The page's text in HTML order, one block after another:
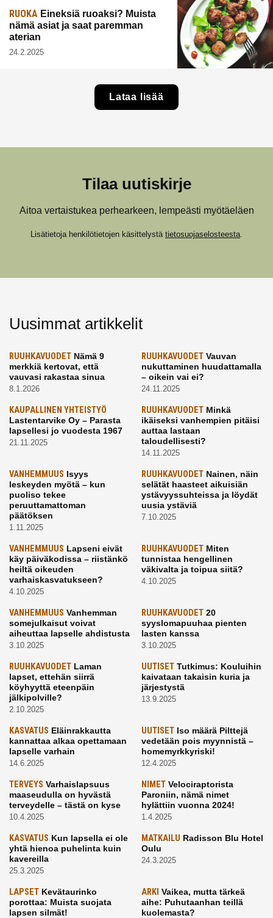
RUOKA Eineksiä ruoaksi? Muista
nämä asiat ja saat paremman
aterian
24.2.2025
Lataa lisää
Tilaa uutiskirje
Aitoa vertaistukea perhearkeen, lempeästi myötäeläen
Lisätietoja henkilötietojen käsittelystä tietosuojaselosteesta
Uusimmat artikkelit
RUUHKAVUODET Nämä 9
merkkiä kertovat, että
vauvasi rakastaa sinua
8.1.2026
RUUHKAVUODETVauvan
nukuttaminen huudattamalla
– oikein vai ei?
24.11.2025
KAUPALLINEN YHTEISTYÖ
Lastentarvike Oy – Parasta
lapsellesi jo vuodesta 1967
21.11.2025
RUUHKAVUODETMinkä
ikäiseksi vanhempien pitäisi
auttaa lastaan
taloudellisesti?
14.11.2025
VANHEMMUUS Isyys
leskeyden myötä – kun
puoliso tekee
peruuttamattoman
päätöksen
1.11.2025
RUUHKAVUODETNainen, näin
selätät haasteet aikuisiän
ystävyyssuhteissa ja löydät
uusia ystäviä
7.10.2025
VANHEMMUUS Lapseni eivät
käy päiväkodissa – riistänkö
heiltä oikeuden
varhaiskasvatukseen?
4.10.2025
RUUHKAVUODETMiten
tunnistaa hengellinen
väkivalta ja toipua siitä?
4.10.2025
VANHEMMUUS Vanhemman
somejulkaisut voivat
aiheuttaa lapselle ahdistusta
3.10.2025
RUUHKAVUODET20
syyslomapuuhaa pienten
lasten kanssa
3.10.2025
RUUHKAVUODET Laman
lapset, ettehän siirrä
köyhyyttä eteenpäin
jälkipolville?
2.10.2025
UUTISETTutkimus: Kouluihin
kaivataan takaisin kuria ja
järjestystä
13.9.2025
KASVATUS Eläinrakkautta
kannattaa alkaa opettamaan
lapselle varhain
14.6.2025
UUTISETIso määrä Pilttejä
vedetään pois myynnistä –
homemyrkkyriski!
12.4.2025
TERVEYS Varhaislapsuus
maaseudulla on hyvästä
terveydelle – tästä on kyse
10.4.2025
NIMETVelociraptorista
Paroniin, nämä nimet
hylättiin vuonna 2024!
1.4.2025
KASVATUS Kun lapsella ei ole
yhtä hienoa puhelinta kuin
kavereilla
25.3.2025
MATKAILU Radisson Blu Hotel
Oulu
24.3.2025
LAPSET Kevätaurinko
porottaa: Muista suojata
lapsen silmät!
ARKI Vaikea, mutta tärkeä
aihe: Puhutaanhan teillä
kuolemasta?